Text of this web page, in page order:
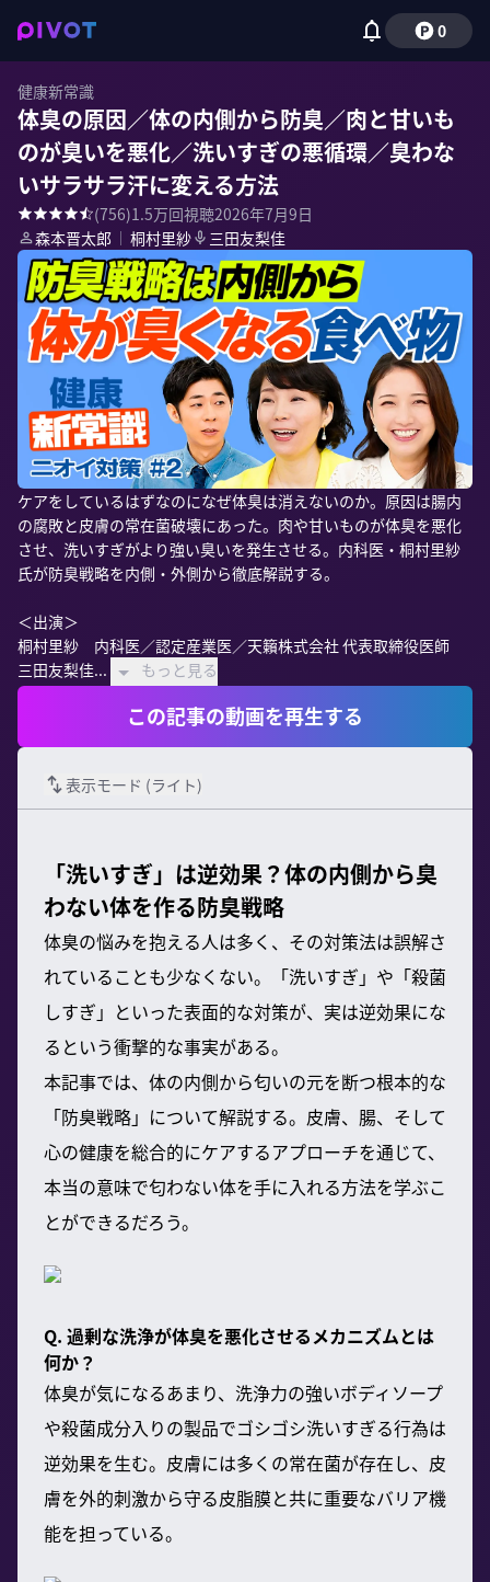
0
健康新常識
体臭の原因／体の内側から防臭／肉と甘いも
のが臭いを悪化／洗いすぎの悪循環／臭わな
いサラサラ汗に変える方法
(756)1.5万回視聴2026年7月9日
森本晋太郎 ｜ 桐村里紗 三田友梨佳
ケアをしているはずなのになぜ体臭は消えないのか。原因は腸内
の腐敗と皮膚の常在菌破壊にあった。肉や甘いものが体臭を悪化
させ、洗いすぎがより強い臭いを発生させる。内科医・桐村里紗
氏が防臭戦略を内側・外側から徹底解説する。
＜出演＞
桐村里紗　内科医／認定産業医／天籟株式会社 代表取締役医師
三田友梨佳...
もっと見る
この記事の動画を再生する
表示モード (ライト)
「洗いすぎ」は逆効果？体の内側から臭
わない体を作る防臭戦略
体臭の悩みを抱える人は多く、その対策法は誤解さ
れていることも少なくない。「洗いすぎ」や「殺菌
しすぎ」といった表面的な対策が、実は逆効果にな
るという衝撃的な事実がある。
本記事では、体の内側から匂いの元を断つ根本的な
「防臭戦略」について解説する。皮膚、腸、そして
心の健康を総合的にケアするアプローチを通じて、
本当の意味で匂わない体を手に入れる方法を学ぶこ
とができるだろう。
Q. 過剰な洗浄が体臭を悪化させるメカニズムとは
何か？
体臭が気になるあまり、洗浄力の強いボディソープ
や殺菌成分入りの製品でゴシゴシ洗いすぎる行為は
逆効果を生む。皮膚には多くの常在菌が存在し、皮
膚を外的刺激から守る皮脂膜と共に重要なバリア機
能を担っている。